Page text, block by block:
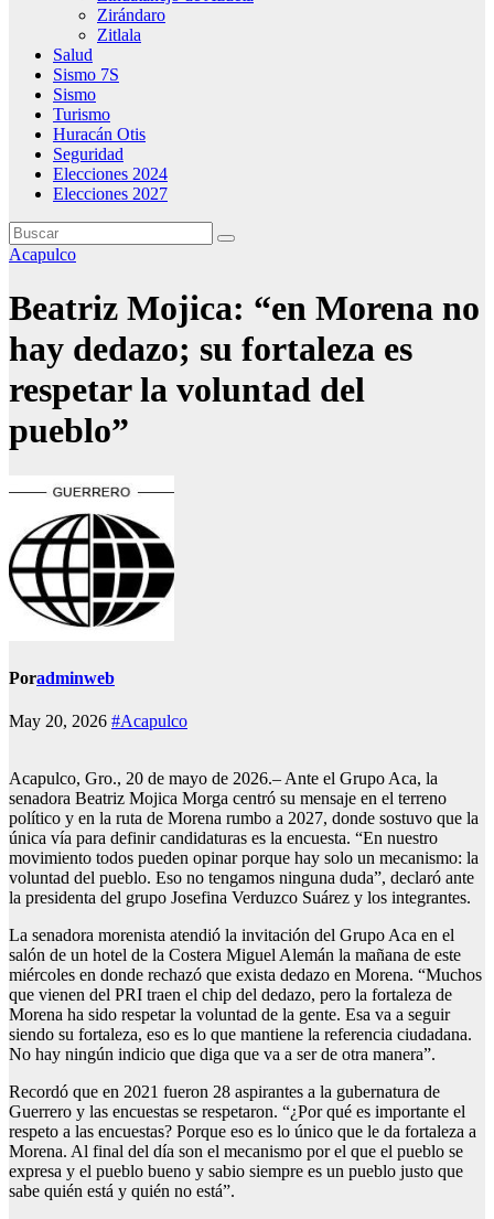
Zirándaro
Zitlala
Salud
Sismo 7S
Sismo
Turismo
Huracán Otis
Seguridad
Elecciones 2024
Elecciones 2027
Acapulco
Beatriz Mojica: “en Morena no
hay dedazo; su fortaleza es
respetar la voluntad del
pueblo”
Poradminweb
May 20, 2026 #Acapulco
Acapulco, Gro., 20 de mayo de 2026.– Ante el Grupo Aca, la
senadora Beatriz Mojica Morga centró su mensaje en el terreno
político y en la ruta de Morena rumbo a 2027, donde sostuvo que la
única vía para definir candidaturas es la encuesta. “En nuestro
movimiento todos pueden opinar porque hay solo un mecanismo: la
voluntad del pueblo. Eso no tengamos ninguna duda”, declaró ante
la presidenta del grupo Josefina Verduzco Suárez y los integrantes.
La senadora morenista atendió la invitación del Grupo Aca en el
salón de un hotel de la Costera Miguel Alemán la mañana de este
miércoles en donde rechazó que exista dedazo en Morena. “Muchos
que vienen del PRI traen el chip del dedazo, pero la fortaleza de
Morena ha sido respetar la voluntad de la gente. Esa va a seguir
siendo su fortaleza, eso es lo que mantiene la referencia ciudadana.
No hay ningún indicio que diga que va a ser de otra manera”.
Recordó que en 2021 fueron 28 aspirantes a la gubernatura de
Guerrero y las encuestas se respetaron. “¿Por qué es importante el
respeto a las encuestas? Porque eso es lo único que le da fortaleza a
Morena. Al final del día son el mecanismo por el que el pueblo se
expresa y el pueblo bueno y sabio siempre es un pueblo justo que
sabe quién está y quién no está”.